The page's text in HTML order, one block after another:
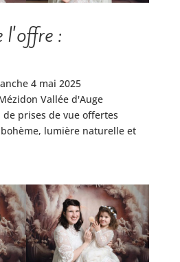
l'offre :
4 mai 2025
Vallée d'Auge
prises de vue offertes
lumière naturelle et